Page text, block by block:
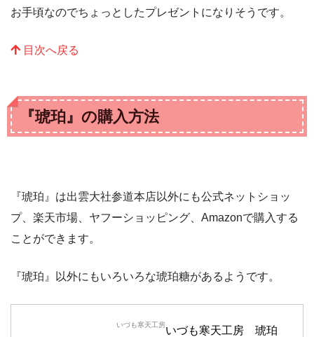
お手頃なのでちょっとしたプレゼントになりそうです。
目次へ戻る
『琥珀』の購入方法
『琥珀』は出雲大社参道本店以外にも公式ネットショッ
プ、楽天市場、ヤフーショッピング、Amazonで購入する
ことができます。
『琥珀』以外にもいろいろな琥珀糖があるようです。
いづも寒天工房いづも寒天工房　琥珀